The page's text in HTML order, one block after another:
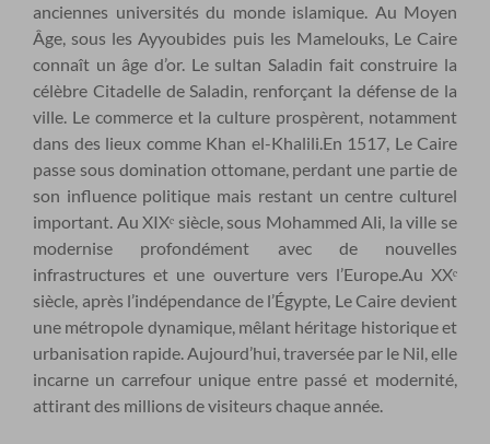
anciennes universités du monde islamique. Au Moyen
Âge, sous les Ayyoubides puis les Mamelouks, Le Caire
connaît un âge d’or. Le sultan Saladin fait construire la
célèbre Citadelle de Saladin, renforçant la défense de la
ville. Le commerce et la culture prospèrent, notamment
dans des lieux comme Khan el-Khalili.En 1517, Le Caire
passe sous domination ottomane, perdant une partie de
son influence politique mais restant un centre culturel
important. Au XIXᵉ siècle, sous Mohammed Ali, la ville se
modernise profondément avec de nouvelles
infrastructures et une ouverture vers l’Europe.Au XXᵉ
siècle, après l’indépendance de l’Égypte, Le Caire devient
une métropole dynamique, mêlant héritage historique et
urbanisation rapide. Aujourd’hui, traversée par le Nil, elle
incarne un carrefour unique entre passé et modernité,
attirant des millions de visiteurs chaque année.